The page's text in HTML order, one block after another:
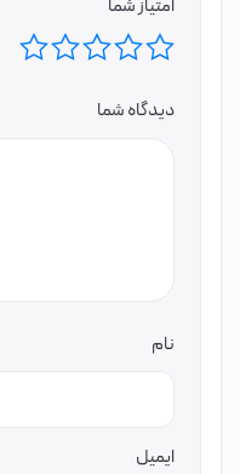
امتیاز شما
دیدگاه شما
نام
ایمیل